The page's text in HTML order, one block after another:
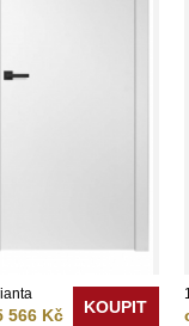
566 Kč KOUPIT